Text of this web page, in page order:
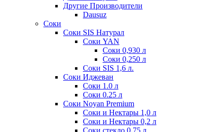
Другие Производители
Dausuz
Соки
Соки SIS Натурал
Соки YAN
Соки 0,930 л
Соки 0,250 л
Соки SIS 1,6 л.
Соки Иджеван
Соки 1.0 л
Соки 0.25 л
Соки Noyan Premium
Соки и Нектары 1,0 л
Соки и Нектары 0,2 л
Соки стекло 0,75 л